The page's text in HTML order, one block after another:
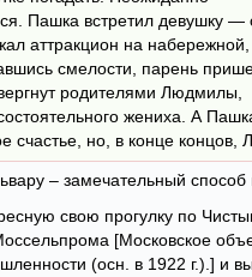
Пашка встретил девушку —
аттракцион на
смелости, парень
родителями Людмилы,
жениха. А
счастье, но, в конце концов,
– замечательный
свою прогулку по
[Московское
(осн. в 1922 г.).] и